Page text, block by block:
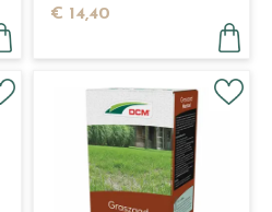
€ 14,40